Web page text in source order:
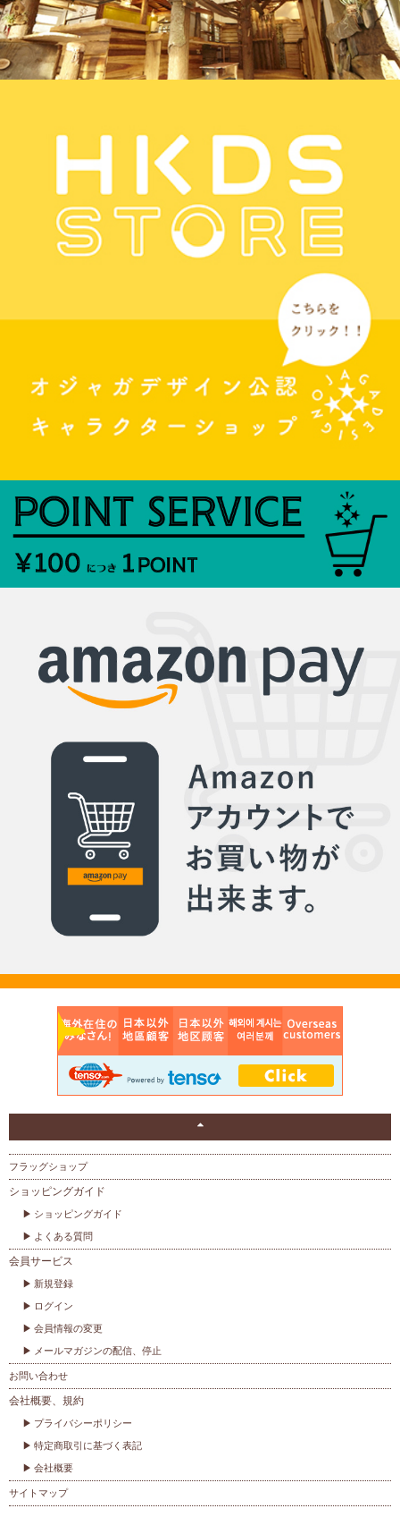
フラッグショップ
ショッピングガイド
ショッピングガイド
よくある質問
会員サービス
新規登録
ログイン
会員情報の変更
メールマガジンの配信、停止
お問い合わせ
会社概要、規約
プライバシーポリシー
特定商取引に基づく表記
会社概要
サイトマップ